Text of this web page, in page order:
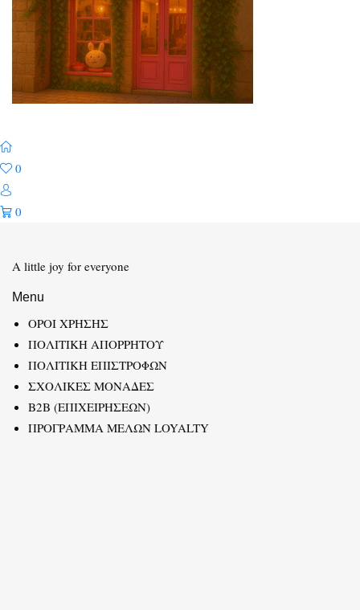
0
0
A little joy for everyone
Menu
ΟΡΟΙ ΧΡΗΣΗΣ
ΠΟΛΙΤΙΚΗ ΑΠΟΡΡΗΤΟΥ
ΠΟΛΙΤΙΚΗ ΕΠΙΣΤΡΟΦΩΝ
ΣΧΟΛΙΚΕΣ ΜΟΝΑΔΕΣ
B2B (ΕΠΙΧΕΙΡΗΣΕΩΝ)
ΠΡΟΓΡΑΜΜΑ ΜΕΛΩΝ LOYALTY